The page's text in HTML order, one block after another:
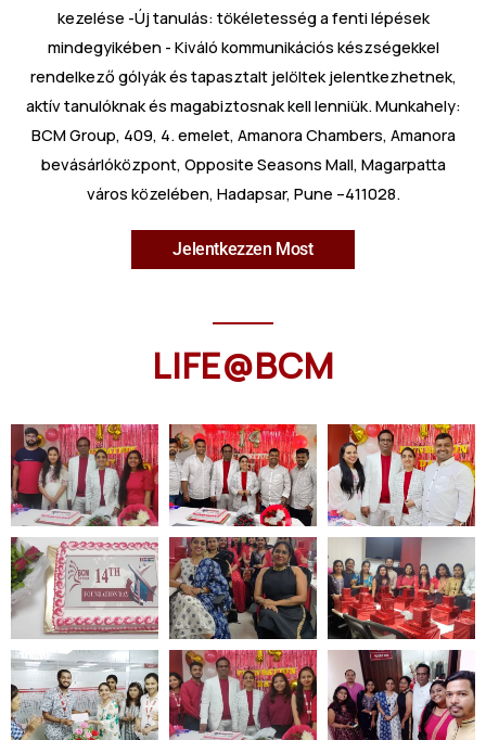
kezelése -Új tanulás: tökéletesség a fenti lépések
mindegyikében - Kiváló kommunikációs készségekkel
rendelkező gólyák és tapasztalt jelöltek jelentkezhetnek,
aktív tanulóknak és magabiztosnak kell lenniük. Munkahely:
BCM Group, 409, 4. emelet, Amanora Chambers, Amanora
bevásárlóközpont, Opposite Seasons Mall, Magarpatta
város közelében, Hadapsar, Pune –411028.
Jelentkezzen Most
LIFE@BCM